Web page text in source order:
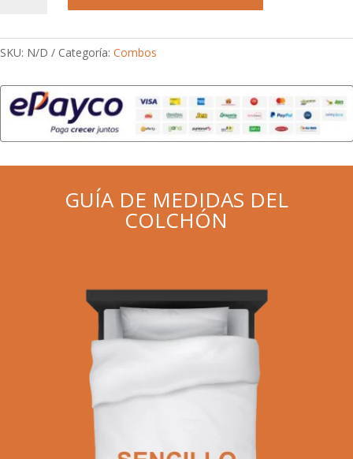
SKU: N/D Categoría: Combos
GUÍA DE MEDIDAS DEL
COLCHÓN